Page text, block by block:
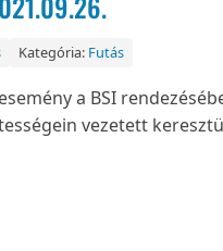
Kategória: Futás
a BSI
vezetett